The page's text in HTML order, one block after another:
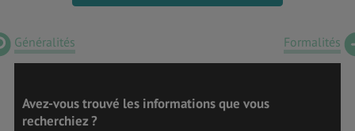
Généralités Formalités
Avez-vous trouvé les informations que vous
recherchiez ?